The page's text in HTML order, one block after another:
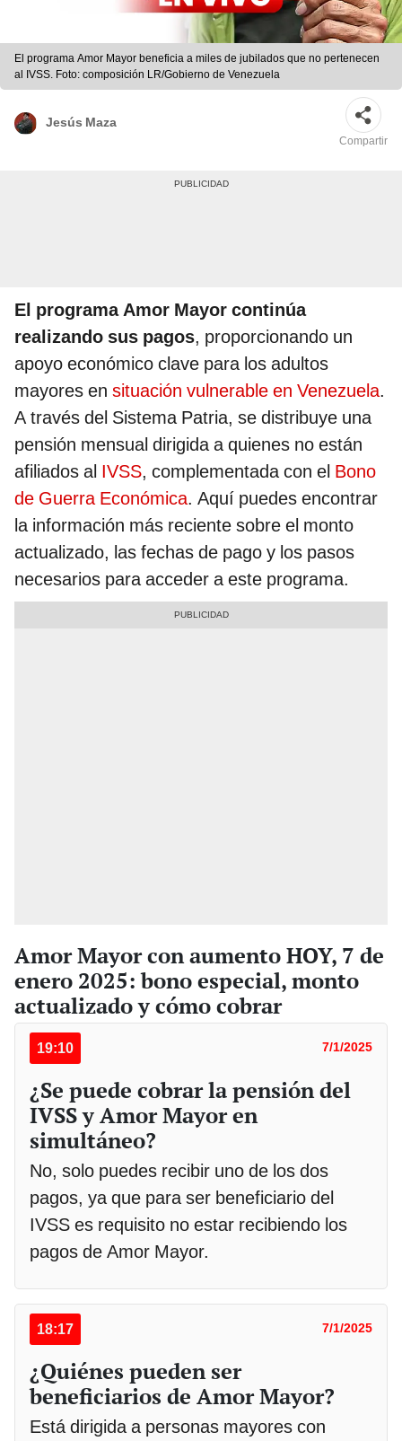
El programa Amor Mayor beneficia a miles de jubilados que no pertenecen
al IVSS. Foto: composición LR/Gobierno de Venezuela
Jesús Maza
Compartir
El programa Amor Mayor continúa
realizando sus pagos, proporcionando un
apoyo económico clave para los adultos
mayores en situación vulnerable en Venezuela.
A través del Sistema Patria, se distribuye una
pensión mensual dirigida a quienes no están
afiliados al IVSS, complementada con el Bono
de Guerra Económica. Aquí puedes encontrar
la información más reciente sobre el monto
actualizado, las fechas de pago y los pasos
necesarios para acceder a este programa.
Amor Mayor con aumento HOY, 7 de
enero 2025: bono especial, monto
actualizado y cómo cobrar
19:10 7/1/2025
¿Se puede cobrar la pensión del
IVSS y Amor Mayor en
simultáneo?
No, solo puedes recibir uno de los dos
pagos, ya que para ser beneficiario del
IVSS es requisito no estar recibiendo los
pagos de Amor Mayor.
18:17 7/1/2025
¿Quiénes pueden ser
beneficiarios de Amor Mayor?
Está dirigida a personas mayores con